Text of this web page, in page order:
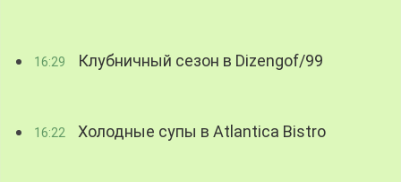
16:29 Клубничный сезон в Dizengof/99
16:22 Холодные супы в Atlantica Bistro